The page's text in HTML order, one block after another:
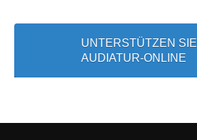
UNTERSTÜTZEN SIE
AUDIATUR-ONLINE